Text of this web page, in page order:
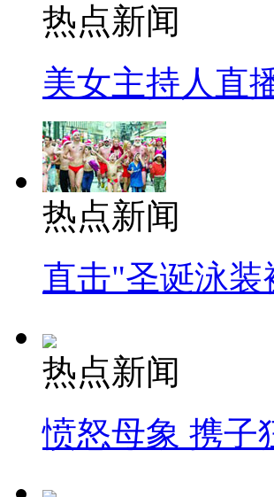
热点新闻
美女主持人直
热点新闻
直击"圣诞泳装
热点新闻
愤怒母象 携子